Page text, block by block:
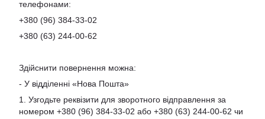
телефонами:
+380 (96) 384-33-02
+380 (63) 244-00-62
Здійснити повернення можна:
- У відділенні «Нова Пошта»
1. Узгодьте реквізити для зворотного відправлення за
номером +380 (96) 384-33-02 або +380 (63) 244-00-62 чи